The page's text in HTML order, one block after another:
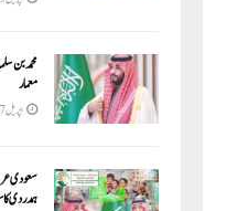
محمد بن
معمار
اپریل 27, 2026
سعودی
ہمدردی کا